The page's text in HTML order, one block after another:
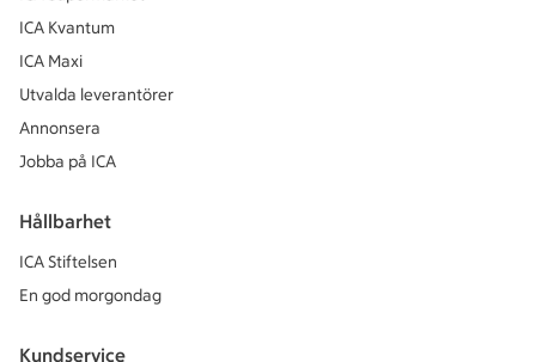
ICA Kvantum
ICA Maxi
Utvalda leverantörer
Annonsera
Jobba på ICA
Hållbarhet
ICA Stiftelsen
En god morgondag
Kundservice